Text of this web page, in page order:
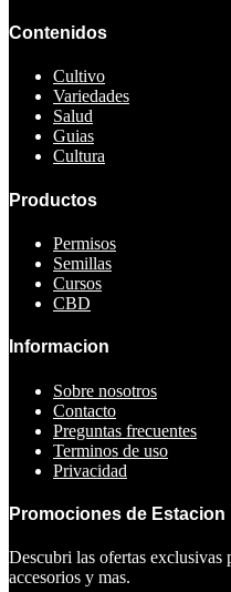
Contenidos
Cultivo
Variedades
Salud
Guias
Cultura
Productos
Permisos
Semillas
Cursos
CBD
Informacion
Sobre nosotros
Contacto
Preguntas frecuentes
Terminos de uso
Privacidad
Promociones de Estacion
Descubri las ofertas exclusivas
accesorios y mas.